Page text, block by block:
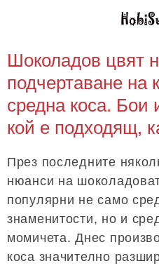
Шоколадов цвят
подчертаване на
средна коса. Бои
кой е подходящ,
През последните
нюанси на
популярни не само
знаменитости, но и
момичета. Днес
коса значително